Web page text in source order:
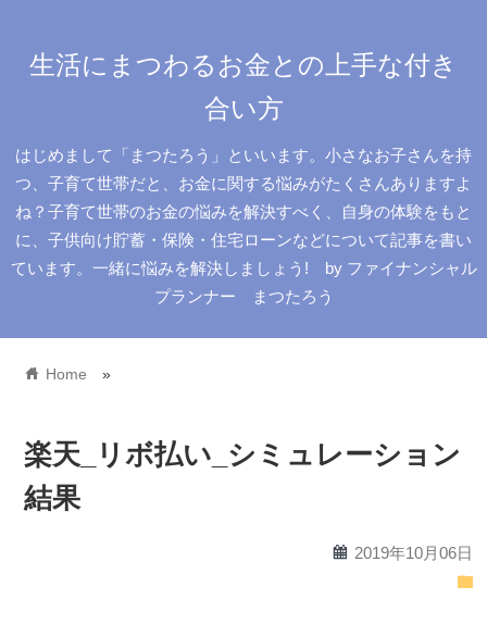
生活にまつわるお金との上手な付き
合い方
はじめまして「まつたろう」といいます。小さなお子さんを持
つ、子育て世帯だと、お金に関する悩みがたくさんありますよ
ね？子育て世帯のお金の悩みを解決すべく、自身の体験をもと
に、子供向け貯蓄・保険・住宅ローンなどについて記事を書い
ています。一緒に悩みを解決しましょう! by ファイナンシャル
プランナー まつたろう
home Home »
楽天_リボ払い_シミュレーション
結果
calendar 2019年10月06日
folder